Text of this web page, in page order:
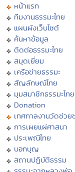
หน้าแรก
ทีมงานธรรมะไทย
แผนผังเว็บไซต์
ค้นหาข้อมูล
ติดต่อธรรมะไทย
สมุดเยี่ยม
เครือข่ายธรรมะ
สัญลักษณ์ไทย
มุมสมาชิกธรรมะไทย
Donation
เทศกาลงานวัดช่วย
การเผยแผ่ศาสนา
ประเพณีไทย
บอกบุญ
สถานปฏิบัติธรรม